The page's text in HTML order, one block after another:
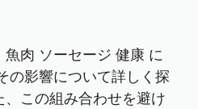
肉 ソーセージ 健康 に
の影響について詳しく探
この組み合わせを避け